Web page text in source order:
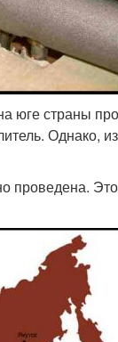
юге страны
Однако,
проведена.